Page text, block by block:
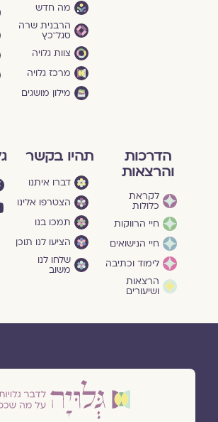
מה חדש
הרבנית שרה
סגל־כץ
צוות גלויה
מרכז גלויה
מילון מושגים
הדרכות
והרצאות
לקראת
כלולות
חיי הרווקות
חיי הנישואים
לימוד וכתיבה
הרצאות
ושיעורים
תהיו בקשר
דברו איתנו
הצטרפו אלינו
תמכו בנו
הציעו לנו תוכן
שלחו לנו
משוב